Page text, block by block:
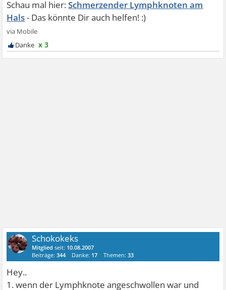
Schmerzender Lymphknoten am
Hals
x 3
Schokokeks
Mitglied seit: 10.08.2007
Beiträge:344 Danke: 17 Themen:33
Hey..
1. wenn der Lymphknote angeschwollen war und